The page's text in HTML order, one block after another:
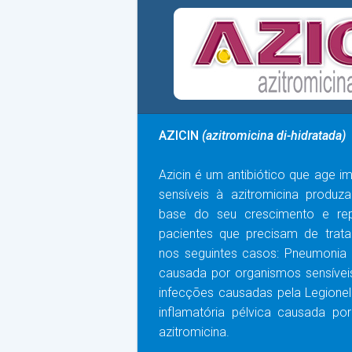
AZICIN(azitromicina di-hidratada)
Azicin é um antibiótico que age
sensíveis à azitromicina
base do seu crescimento e
pacientes que precisam de
nos seguintes casos:
causada por organismos
infecções causadas pela
inflamatória pélvica causada
azitromicina.